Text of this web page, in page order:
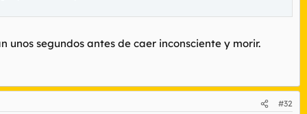
unos segundos antes de caer inconsciente y morir.
#32